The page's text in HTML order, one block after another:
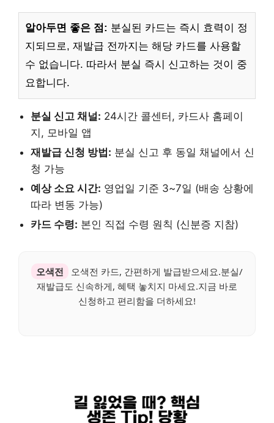
알아두면 좋은 점: 분실된 카드는 즉시 효력이 정
지되므로, 재발급 전까지는 해당 카드를 사용할
수 없습니다. 따라서 분실 즉시 신고하는 것이 중
요합니다.
분실 신고 채널: 24시간 콜센터, 카드사 홈페이
지, 모바일 앱
재발급 신청 방법: 분실 신고 후 동일 채널에서 신
청 가능
예상 소요 시간: 영업일 기준 3~7일 (배송 상황에
따라 변동 가능)
카드 수령: 본인 직접 수령 원칙 (신분증 지참)
오색전
오색전 카드, 간편하게 발급받으세요.분실/
재발급도 신속하게, 혜택 놓치지 마세요.지금 바로
신청하고 편리함을 더하세요!